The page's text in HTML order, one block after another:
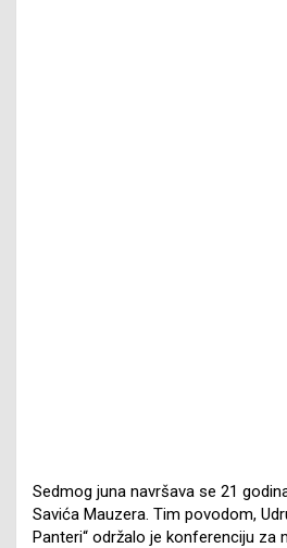
Sedmog juna navršava se 21
Savića Mauzera. Tim povodom,
Panteri“ održalo je konferenciju za